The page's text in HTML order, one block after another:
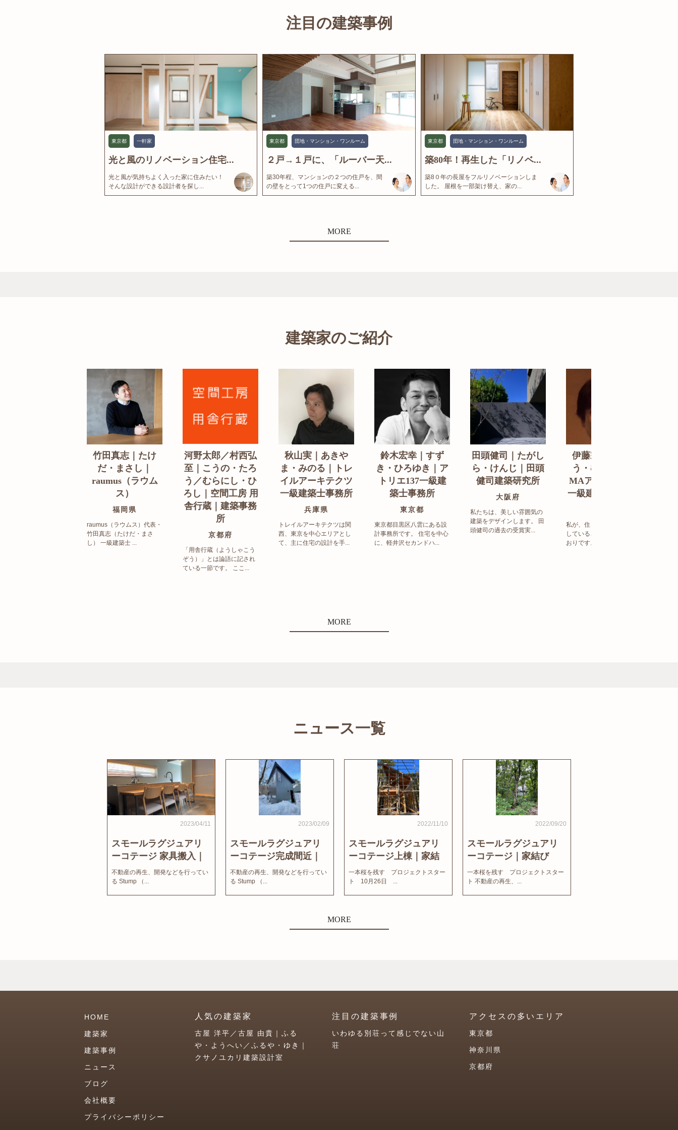
注目の建築事例
東京都 一軒家
光と風のリノベーション住宅...
光と風が気持ちよく入った家に住みたい！
そんな設計ができる設計者を探し...
東京都 団地・マンション・ワンルーム
２戸→１戸に、「ルーバー天...
築30年程、マンションの２つの住戸を、間
の壁をとって1つの住戸に変える...
東京都 団地・マンション・ワンルーム
築80年！再生した「リノベ...
築8０年の長屋をフルリノベーションしま
した。 屋根を一部架け替え、家の...
MORE
建築家のご紹介
竹田真志｜たけ
だ・まさし｜
raumus（ラウム
ス）
福岡県
raumus（ラウムス）代表・
竹田真志（たけだ・まさ
し） 一級建築士 ...
河野太郎／村西弘
至｜こうの・たろ
う／むらにし・ひ
ろし｜空間工房 用
舎行蔵｜建築事務
所
京都府
「用舎行蔵（ようしゃこう
ぞう）」とは論語に記され
ている一節です。 ここ...
秋山実｜あきや
ま・みのる｜トレ
イルアーキテクツ
一級建築士事務所
兵庫県
トレイルアーキテクツは関
西、東京を中心エリアとし
て、主に住宅の設計を手...
鈴木宏幸｜すず
き・ひろゆき｜ア
トリエ137一級建
築士事務所
東京都
東京都目黒区八雲にある設
計事務所です。 住宅を中心
に、軽井沢セカンドハ...
田頭健司｜たがし
ら・けんじ｜田頭
健司建築研究所
大阪府
私たちは、美しい雰囲気の
建築をデザインします。 田
頭健司の過去の受賞実...
伊藤宗明｜いと
う・むねあき｜
MAアーキテクト
一級建築士事務所
私が、住まい造りで大事に
していることは、以下のと
おりです。 洗練された...
MORE
ニュース一覧
2023/04/11
スモールラグジュアリ
ーコテージ 家具搬入｜
家結びNews
不動産の再生、開発などを行ってい
る Stump （...
2023/02/09
スモールラグジュアリ
ーコテージ完成間近｜
家結びNews
不動産の再生、開発などを行ってい
る Stump （...
2022/11/10
スモールラグジュアリ
ーコテージ上棟｜家結
びNews
一本桜を残す プロジェクトスター
ト 10月26日 ...
2022/09/20
スモールラグジュアリ
ーコテージ｜家結び
News
一本桜を残す プロジェクトスター
ト 不動産の再生、...
MORE
HOME
建築家
建築事例
ニュース
ブログ
会社概要
プライバシーポリシー
人気の建築家
古屋 洋平／古屋 由貴｜ふる
や・ようへい／ふるや・ゆき｜
クサノユカリ建築設計室
注目の建築事例
いわゆる別荘って感じでない山
荘
アクセスの多いエリア
東京都
神奈川県
京都府